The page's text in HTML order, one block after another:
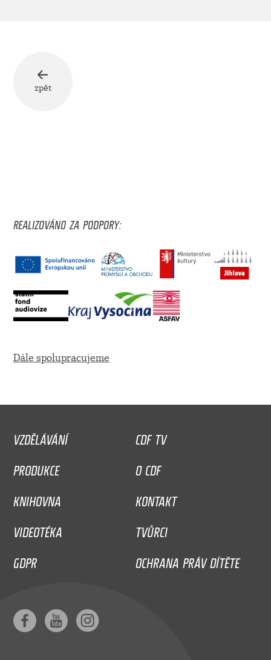
zpět
REALIZOVÁNO ZA PODPORY:
Dále spolupracujeme
VZDĚLÁVÁNÍ
CDF TV
PRODUKCE
O CDF
KNIHOVNA
KONTAKT
VIDEOTÉKA
TVŮRCI
GDPR
OCHRANA PRÁV DÍTĚTE